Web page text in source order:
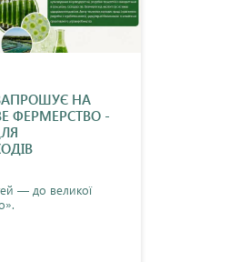
НА
ФЕРМЕРСТВО -
— до великої